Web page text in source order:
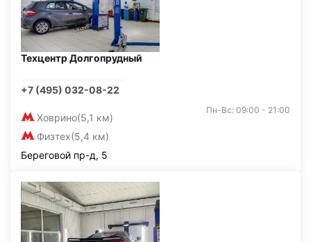
Техцентр Долгопрудный
+7 (495) 032-08-22
Ховрино(5,1 км)
Физтех(5,4 км)
Пн-Вс: 09:00 - 21:00
Береговой пр-д, 5